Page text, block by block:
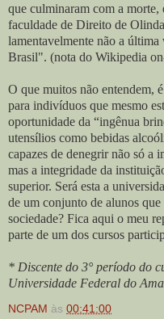
que culminaram com a morte,
faculdade de Direito de
lamentavelmente não a
Brasil". (nota do Wikipedia
O que muitos não entendem,
para indivíduos que mesmo
oportunidade da “ingênua
utensílios como bebidas
capazes de denegrir não só a
mas a integridade da
superior. Será esta a
de um conjunto de alunos
sociedade? Fica aqui o meu
parte de um dos cursos
* Discente do 3° período do
Universidade Federal do
NCPAM às 00:41:00